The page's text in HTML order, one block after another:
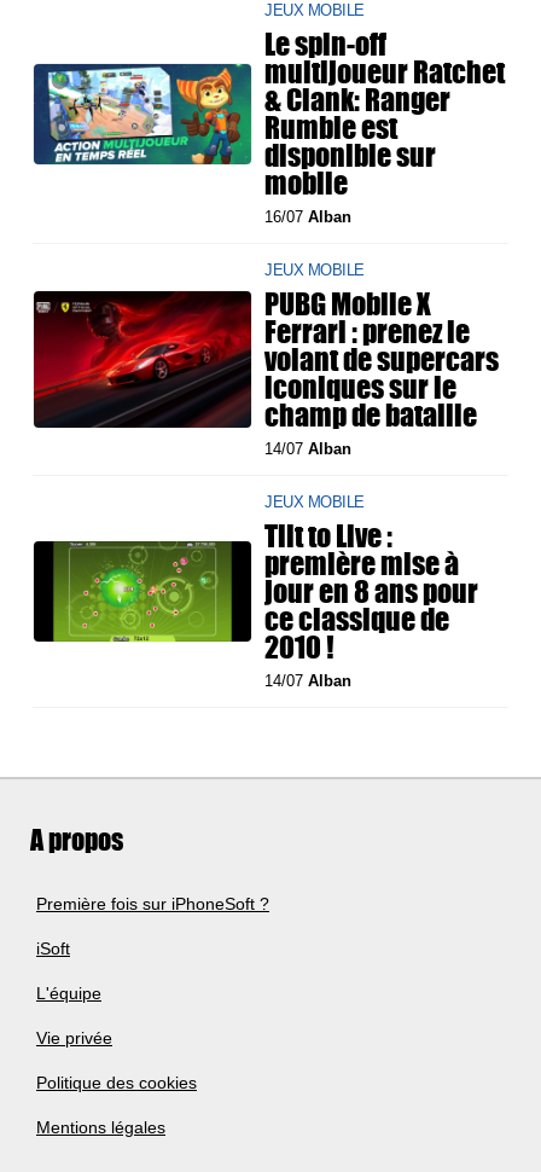
JEUX MOBILE
Le spin-off
multijoueur Ratchet
& Clank: Ranger
Rumble est
disponible sur
mobile
16/07Alban
JEUX MOBILE
PUBG Mobile X
Ferrari : prenez le
volant de supercars
iconiques sur le
champ de bataille
14/07Alban
JEUX MOBILE
Tilt to Live :
première mise à
jour en 8 ans pour
ce classique de
2010 !
14/07Alban
A propos
Première fois sur iPhoneSoft ?
iSoft
L'équipe
Vie privée
Politique des cookies
Mentions légales